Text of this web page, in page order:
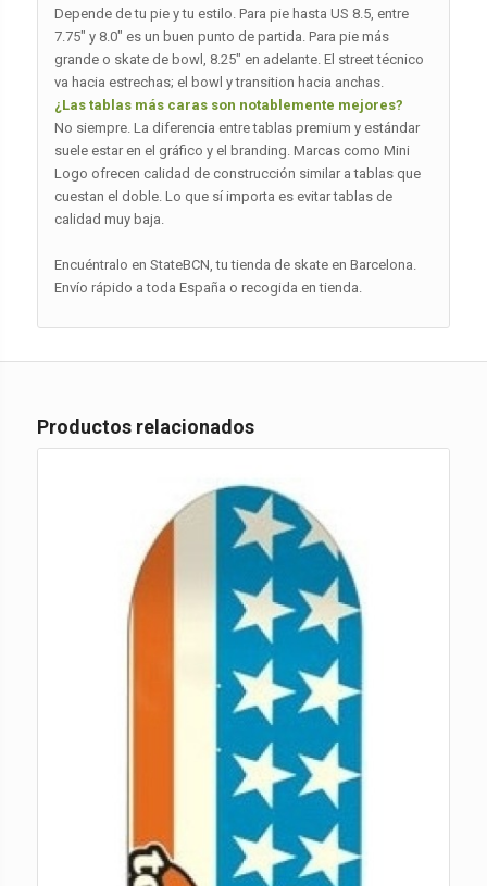
Depende de tu pie y tu estilo. Para pie hasta US 8.5, entre
7.75″ y 8.0″ es un buen punto de partida. Para pie más
grande o skate de bowl, 8.25″ en adelante. El street técnico
va hacia estrechas; el bowl y transition hacia anchas.
¿Las tablas más caras son notablemente mejores?
No siempre. La diferencia entre tablas premium y estándar
suele estar en el gráfico y el branding. Marcas como Mini
Logo ofrecen calidad de construcción similar a tablas que
cuestan el doble. Lo que sí importa es evitar tablas de
calidad muy baja.
Encuéntralo en StateBCN, tu tienda de skate en Barcelona.
Envío rápido a toda España o recogida en tienda.
Productos relacionados